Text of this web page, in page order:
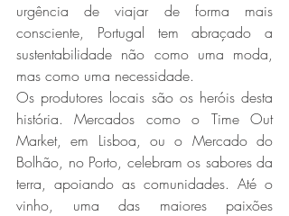
urgência de viajar de forma mais
consciente, Portugal tem abraçado a
sustentabilidade não como uma moda,
mas como uma necessidade.
Os produtores locais são os heróis desta
história. Mercados como o Time Out
Market, em Lisboa, ou o Mercado do
Bolhão, no Porto, celebram os sabores da
terra, apoiando as comunidades. Até o
vinho, uma das maiores paixões